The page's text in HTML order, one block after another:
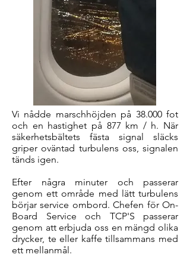
Vi nådde marschhöjden på 38.000 fot
och en hastighet på 877 km / h. När
säkerhetsbältets fästa signal släcks
griper oväntad turbulens oss, signalen
tänds igen.
Efter några minuter och passerar
genom ett område med lätt turbulens
börjar service ombord. Chefen för On-
Board Service och TCP'S passerar
genom att erbjuda oss en mängd olika
drycker, te eller kaffe tillsammans med
ett mellanmål.